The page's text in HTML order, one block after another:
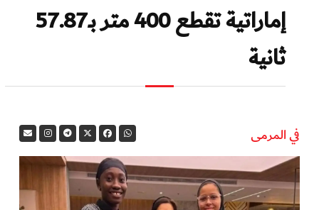
إماراتية تقطع 400 متر بـ57.87
ثانية
في المرمى